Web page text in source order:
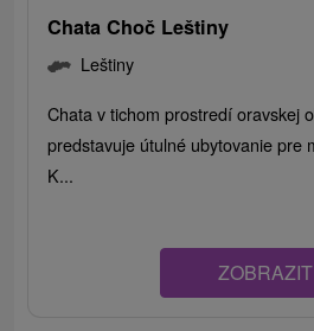
Chata Choč Leštiny
Leštiny
Chata v tichom prostredí oravskej
predstavuje útulné ubytovanie pre
K...
ZOBRAZIT